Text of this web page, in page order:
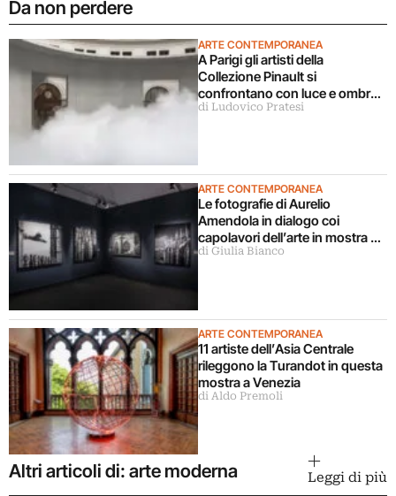
Da non perdere
ARTE CONTEMPORANEA
A Parigi gli artisti della
Collezione Pinault si
confrontano con luce e ombra
in una grande mostra
di Ludovico Pratesi
ARTE CONTEMPORANEA
Le fotografie di Aurelio
Amendola in dialogo coi
capolavori dell’arte in mostra a
Milano
di Giulia Bianco
ARTE CONTEMPORANEA
11 artiste dell’Asia Centrale
rileggono la Turandot in questa
mostra a Venezia
di Aldo Premoli
Altri articoli di: arte moderna Leggi di più